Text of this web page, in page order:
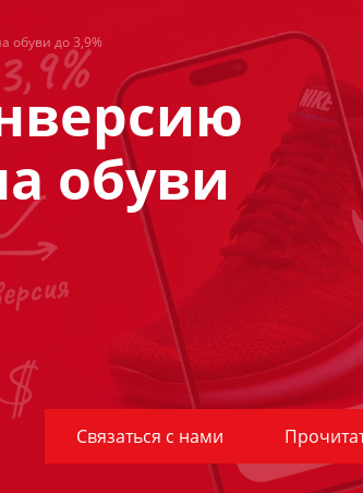
обуви до 3,9%
обуви
Связаться с нами